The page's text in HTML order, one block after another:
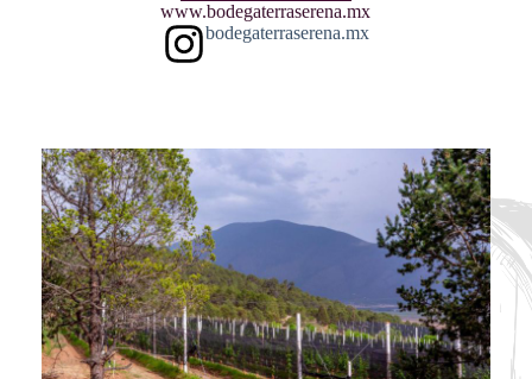
www.bodegaterraserena.mx
bodegaterraserena.mx